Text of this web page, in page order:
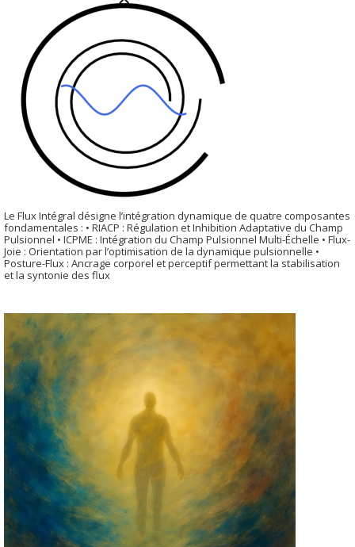
Le Flux Intégral désigne l’intégration dynamique de quatre composantes
fondamentales : • RIACP : Régulation et Inhibition Adaptative du Champ
Pulsionnel • ICPME : Intégration du Champ Pulsionnel Multi-Échelle • Flux-
Joie : Orientation par l’optimisation de la dynamique pulsionnelle •
Posture-Flux : Ancrage corporel et perceptif permettant la stabilisation
et la syntonie des flux